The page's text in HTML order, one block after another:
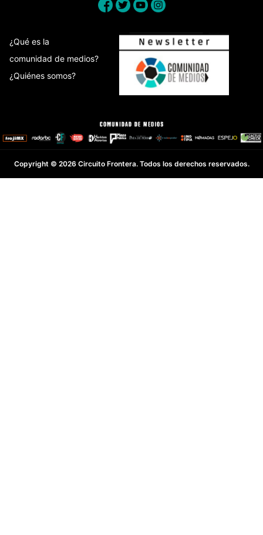
¿Qué es la
comunidad de medios?
¿Quiénes somos?
Copyright © 2026 Circuito Frontera. Todos los derechos reservados.